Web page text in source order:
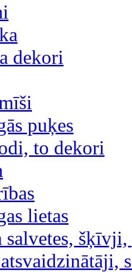
dekori
puķes
to dekori
lietas
salvetes,